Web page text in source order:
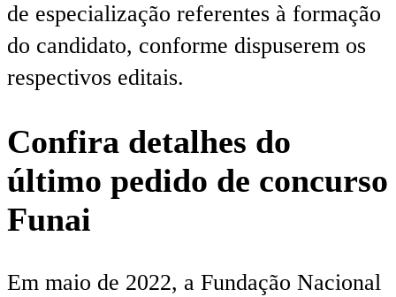
de especialização referentes à formação
do candidato, conforme dispuserem os
respectivos editais.
Confira detalhes do
último pedido de concurso
Funai
Em maio de 2022, a Fundação Nacional